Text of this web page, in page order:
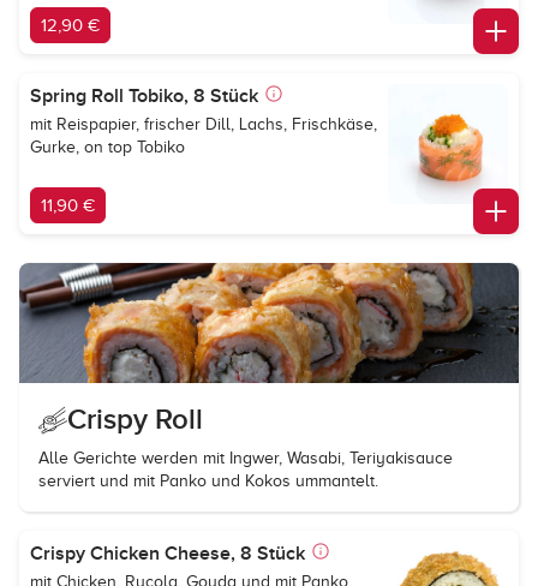
12,90 €
Spring Roll Tobiko, 8 Stück
mit Reispapier, frischer Dill, Lachs, Frischkäse,
Gurke, on top Tobiko
11,90 €
Crispy Roll
Alle Gerichte werden mit Ingwer, Wasabi, Teriyakisauce
serviert und mit Panko und Kokos ummantelt.
Crispy Chicken Cheese, 8 Stück
mit Chicken, Rucola, Gouda und mit Panko